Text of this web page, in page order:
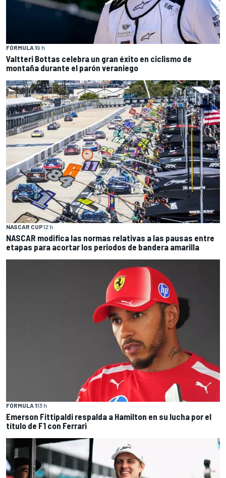
FÓRMULA 19 h
Valtteri Bottas celebra un gran éxito en ciclismo de
montaña durante el parón veraniego
NASCAR CUP12 h
NASCAR modifica las normas relativas a las pausas entre
etapas para acortar los periodos de bandera amarilla
FÓRMULA 113 h
Emerson Fittipaldi respalda a Hamilton en su lucha por el
título de F1 con Ferrari